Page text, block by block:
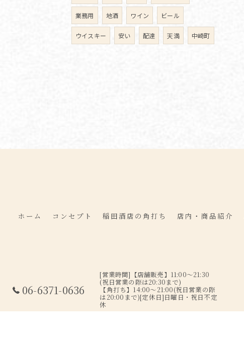
業務用 地酒 ワイン ビール
ウイスキー 安い 配達 天満 中崎町
06-6371-0636
[営業時間]【店舗販売】11:00～21:30
(祝日営業の際は20:30まで)
【角打ち】14:00～21:00(祝日営業の際
は20:00まで)[定休日]日曜日・祝日不定
休
ホーム コンセプト 稲田酒店の角打ち 店内・商品紹介